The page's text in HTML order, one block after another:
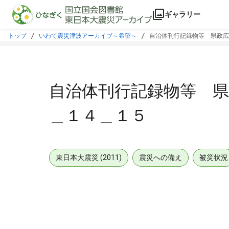
本文に飛ぶ
ギャラリー
トップ いわて震災津波アーカイブ～希望～ 自治体刊行記録物等 県政広
自治体刊行記録物等 県
＿１４＿１５
東日本大震災 (2011) 震災への備え 被災状況